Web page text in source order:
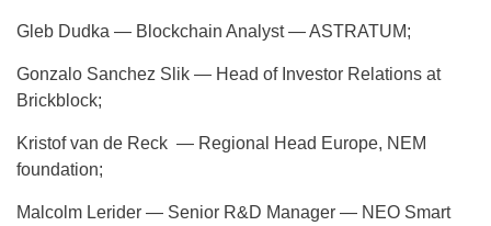
Gleb Dudka — Blockchain Analyst — ASTRATUM;
Gonzalo Sanchez Slik — Head of Investor Relations at
Brickblock;
Kristof van de Reck — Regional Head Europe, NEM
foundation;
Malcolm Lerider — Senior R&D Manager — NEO Smart